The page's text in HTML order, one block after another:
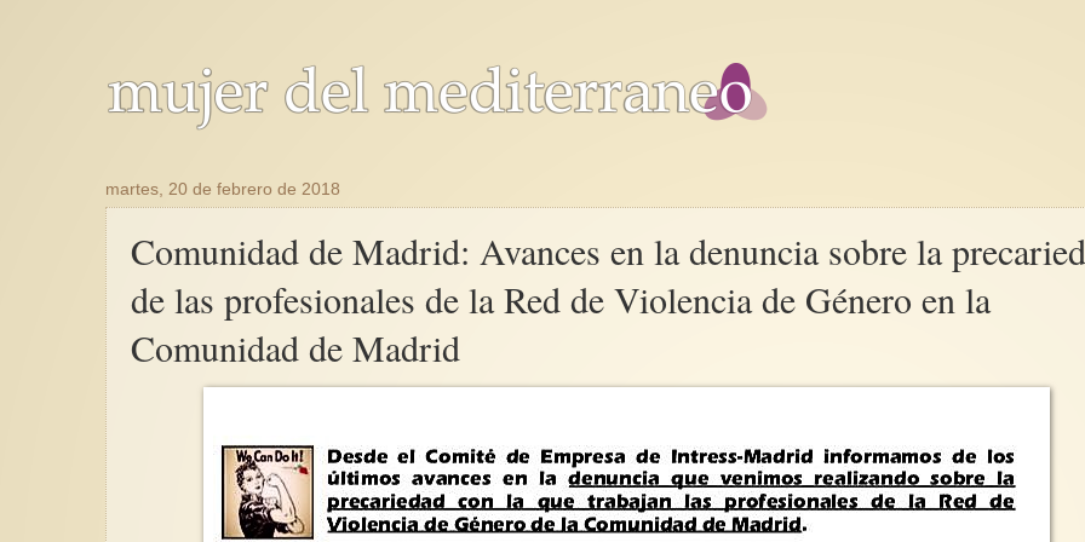
martes, 20 de febrero de 2018
Comunidad de Madrid: Avances en la denuncia sobre la
de las profesionales de la Red de Violencia de Género en la
Comunidad de Madrid